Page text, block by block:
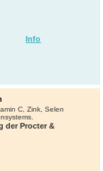
Info
C, Zink, Selen
der Procter &